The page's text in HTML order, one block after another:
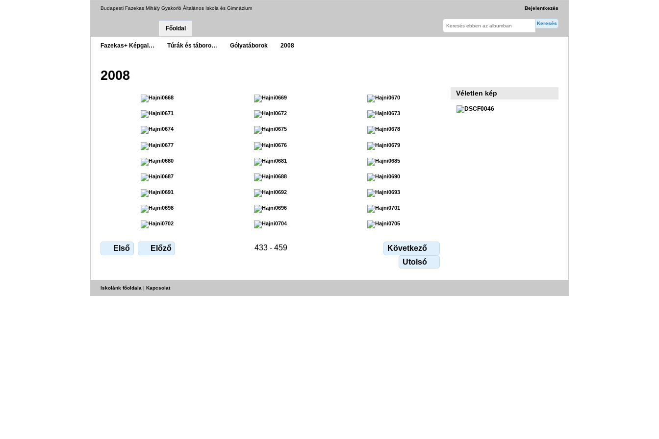
Budapesti Fazekas Mihály Gyakorló Általános Iskola és Gimnázium Bejelentkezés
Főoldal
Fazekas+ Képgal… Túrák és táboro… Gólyatáborok 2008
2008
Első Előző 433 - 459
Következő
Utolsó
Véletlen kép
Iskolánk főoldala | Kapcsolat